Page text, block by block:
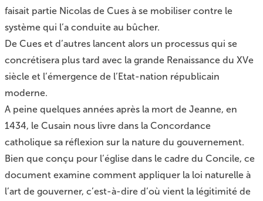
faisait partie Nicolas de Cues à se mobiliser contre le
système qui l’a conduite au bûcher.
De Cues et d’autres lancent alors un processus qui se
concrétisera plus tard avec la grande Renaissance du XVe
siècle et l’émergence de l’Etat-nation républicain
moderne.
A peine quelques années après la mort de Jeanne, en
1434, le Cusain nous livre dans la Concordance
catholique sa réflexion sur la nature du gouvernement.
Bien que conçu pour l’église dans le cadre du Concile, ce
document examine comment appliquer la loi naturelle à
l’art de gouverner, c’est-à-dire d’où vient la légitimité de